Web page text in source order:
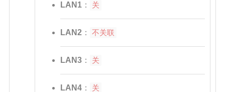
LAN1： 关
LAN2： 不关联
LAN3： 关
LAN4： 关